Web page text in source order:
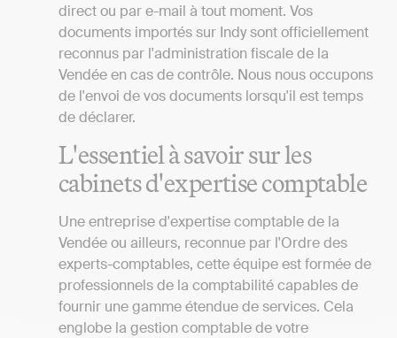
direct ou par e-mail à tout moment. Vos
documents importés sur Indy sont officiellement
reconnus par l'administration fiscale de la
Vendée en cas de contrôle. Nous nous occupons
de l'envoi de vos documents lorsqu'il est temps
de déclarer.
L'essentiel à savoir sur les
cabinets d'expertise comptable
Une entreprise d'expertise comptable de la
Vendée ou ailleurs, reconnue par l'Ordre des
experts-comptables, cette équipe est formée de
professionnels de la comptabilité capables de
fournir une gamme étendue de services. Cela
englobe la gestion comptable de votre